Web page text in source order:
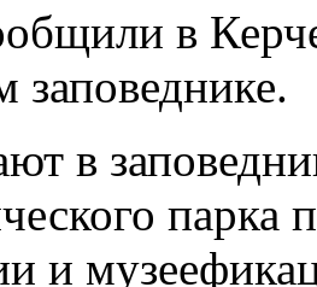
в
заповеднике.
в
парка
и